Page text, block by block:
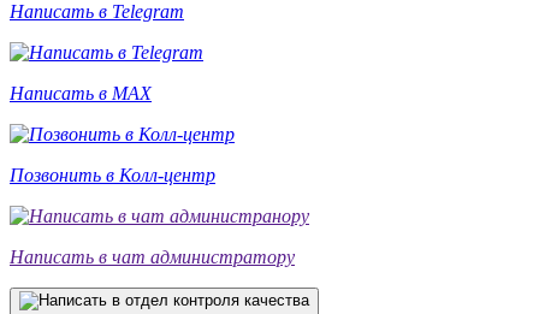
Написать в Telegram
Написать в MAX
Позвонить в Колл-центр
Написать в чат администратору